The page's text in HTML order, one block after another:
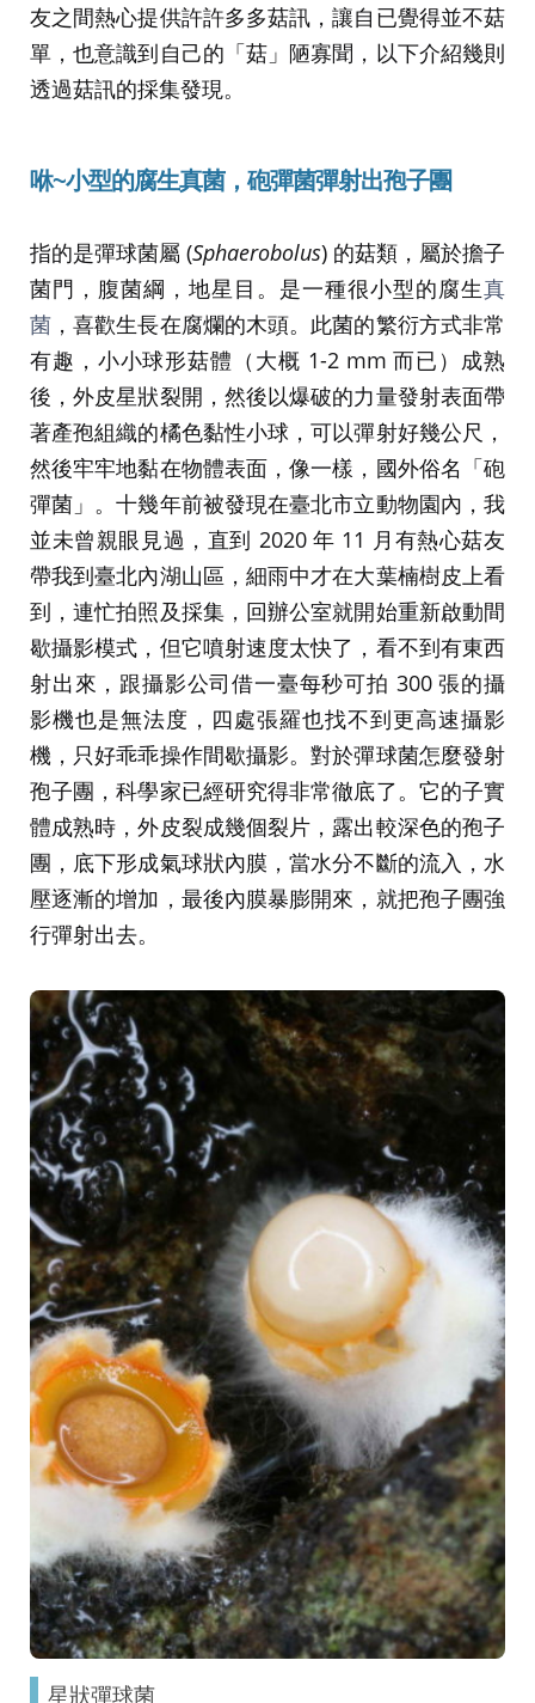
友之間熱心提供許許多多菇訊，讓自已覺得並不菇
單，也意識到自己的「菇」陋寡聞，以下介紹幾則
透過菇訊的採集發現。
咻~小型的腐生真菌， 砲彈菌彈射出孢子團
指的是彈球菌屬 (Sphaerobolus) 的菇類，屬於擔子
菌門，腹菌綱，地星目。是一種很小型的腐生真
菌 ，喜歡生長在腐爛的木頭。此菌的繁衍方式非常
有趣，小小球形菇體（大概 1-2 mm 而已）成熟
後，外皮星狀裂開，然後以爆破的力量發射表面帶
著產孢組織的橘色黏性小球，可以彈射好幾公尺，
然後牢牢地黏在物體表面，像一樣，國外俗名「砲
彈菌」。十幾年前被發現在臺北市立動物園內，我
並未曾親眼見過，直到 2020 年 11 月有熱心菇友
帶我到臺北內湖山區，細雨中才在大葉楠樹皮上看
到，連忙拍照及採集，回辦公室就開始重新啟動間
歇攝影模式，但它噴射速度太快了，看不到有東西
射出來，跟攝影公司借一臺每秒可拍 300 張的攝
影機也是無法度，四處張羅也找不到更高速攝影
機，只好乖乖操作間歇攝影。對於彈球菌怎麼發射
孢子團，科學家已經研究得非常徹底了。它的子實
體成熟時，外皮裂成幾個裂片，露出較深色的孢子
團，底下形成氣球狀內膜，當水分不斷的流入，水
壓逐漸的增加，最後內膜暴膨開來，就把孢子團強
行彈射出去。
星狀彈球菌